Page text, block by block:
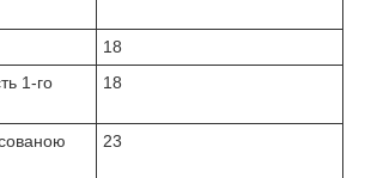
18
1-го
18
23